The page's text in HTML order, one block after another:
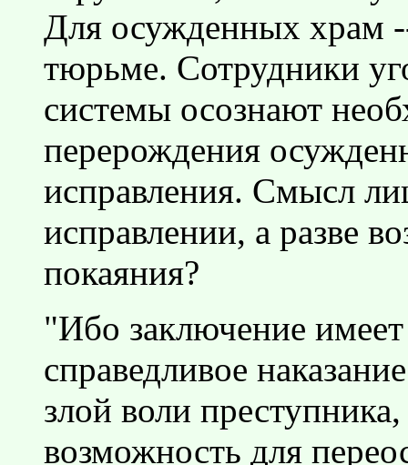
Для осужденных храм
тюрьме. Сотрудники
системы осознают
перерождения
исправления. Смысл
исправлении, а разве
покаяния?
"Ибо заключение
справедливое
злой воли
возможность для